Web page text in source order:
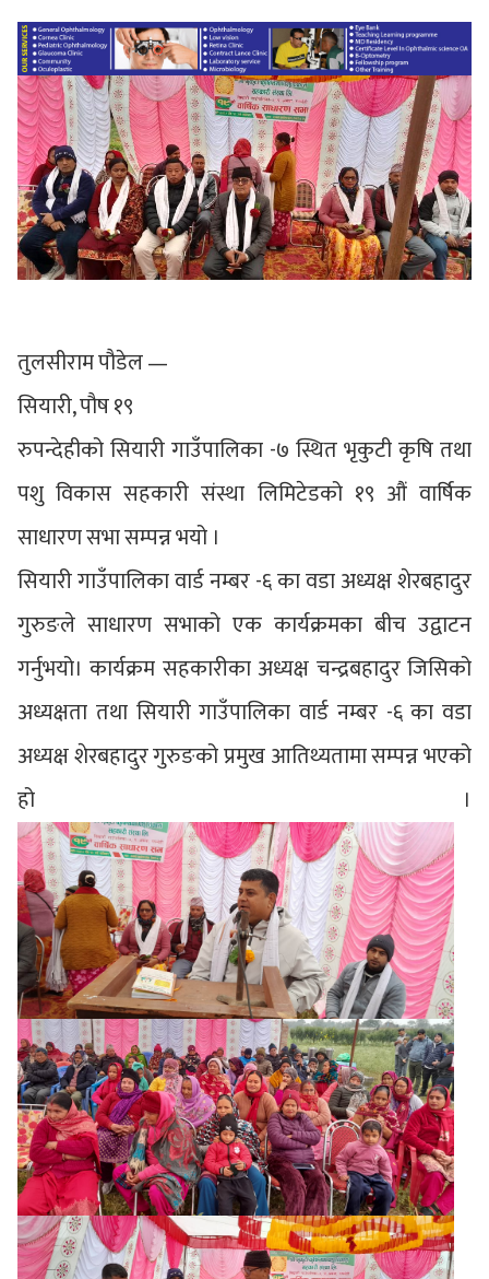
तुलसीराम पौडेल —
सियारी, पौष १९
रुपन्देहीको सियारी गाउँपालिका -७ स्थित भृकुटी कृषि तथा
पशु विकास सहकारी संस्था लिमिटेडको १९ औं वार्षिक
साधारण सभा सम्पन्न भयो ।
सियारी गाउँपालिका वार्ड नम्बर -६ का वडा अध्यक्ष शेरबहादुर
गुरुङले साधारण सभाको एक कार्यक्रमका बीच उद्वाटन
गर्नुभयो। कार्यक्रम सहकारीका अध्यक्ष चन्द्रबहादुर जिसिको
अध्यक्षता तथा सियारी गाउँपालिका वार्ड नम्बर -६ का वडा
अध्यक्ष शेरबहादुर गुरुङको प्रमुख आतिथ्यतामा सम्पन्न भएको
हो ।